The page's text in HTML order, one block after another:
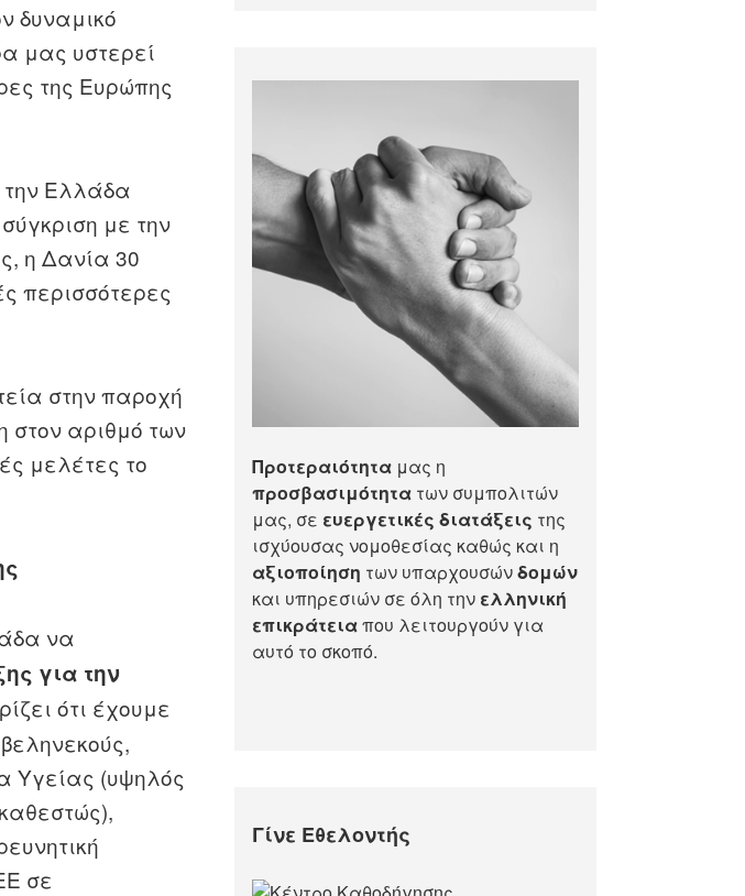
δυναμικό
μας υστερεί
της Ευρώπης
την Ελλάδα
με την
η Δανία 30
περισσότερες
στην παροχή
στον αριθμό των
μελέτες το
να
για την
ότι έχουμε
Υγείας (υψηλός
σε
Προτεραιότητα μας η
προσβασιμότητα των συμπολιτών
μας, σε ευεργετικές διατάξεις της
ισχύουσας νομοθεσίας καθώς και η
αξιοποίηση των υπαρχουσώνδομών
και υπηρεσιών σε όλη την ελληνική
επικράτειαπου λειτουργούν για
αυτό το σκοπό.​
Γίνε Εθελοντής